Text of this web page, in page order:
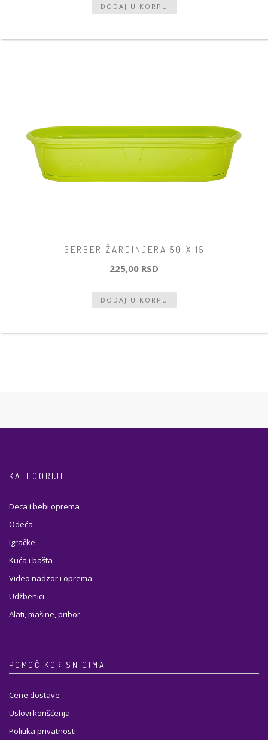
GERBER ŽARDINJERA 50 X 15
225,00 RSD
KATEGORIJE
Deca i bebi oprema
Odeća
Igračke
Kuća i bašta
Video nadzor i oprema
Udžbenici
Alati, mašine, pribor
POMOĆ KORISNICIMA
Cene dostave
Uslovi korišćenja
Politika privatnosti